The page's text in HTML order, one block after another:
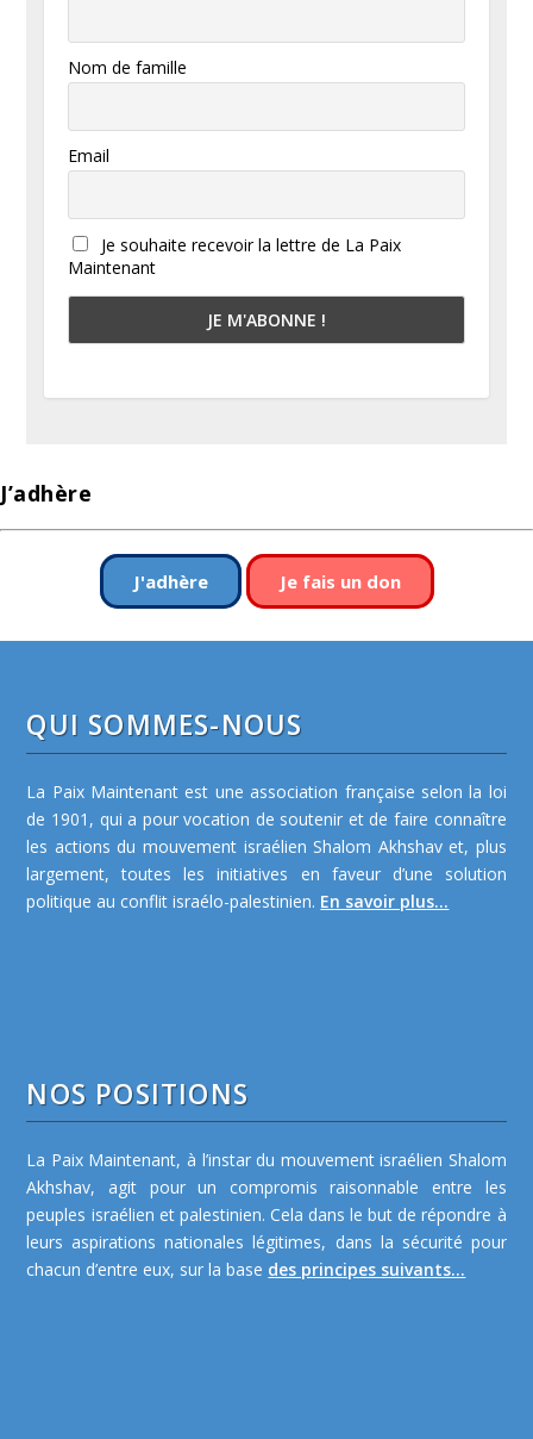
Nom de famille
Email
Je souhaite recevoir la lettre de La Paix
Maintenant
J’adhère
J'adhère Je fais un don
QUI SOMMES-NOUS
La Paix Maintenant est une association française selon la loi
de 1901, qui a pour vocation de soutenir et de faire connaître
les actions du mouvement israélien Shalom Akhshav et, plus
largement, toutes les initiatives en faveur d’une solution
politique au conflit israélo-palestinien. En savoir plus...
NOS POSITIONS
La Paix Maintenant, à l’instar du mouvement israélien Shalom
Akhshav, agit pour un compromis raisonnable entre les
peuples israélien et palestinien. Cela dans le but de répondre à
leurs aspirations nationales légitimes, dans la sécurité pour
chacun d’entre eux, sur la base des principes suivants...